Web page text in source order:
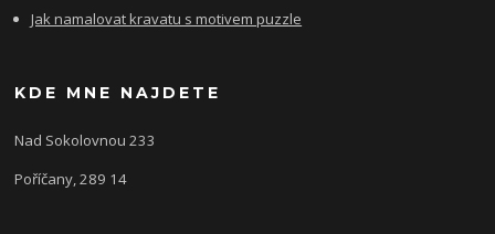
Jak namalovat kravatu s motivem puzzle
KDE MNE NAJDETE
Nad Sokolovnou 233
Poříčany, 289 14